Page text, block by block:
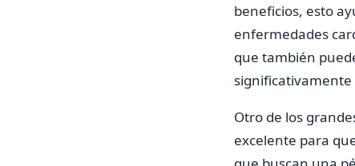
beneficios, esto
enfermedades
que también
significativamente
Otro de los
excelente para